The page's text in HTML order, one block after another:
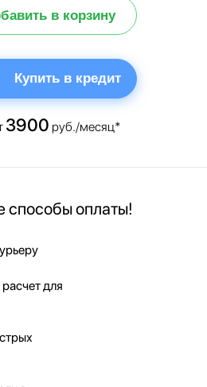
в корзину
Купить в кредит
3900 руб./месяц*
способы оплаты!
для